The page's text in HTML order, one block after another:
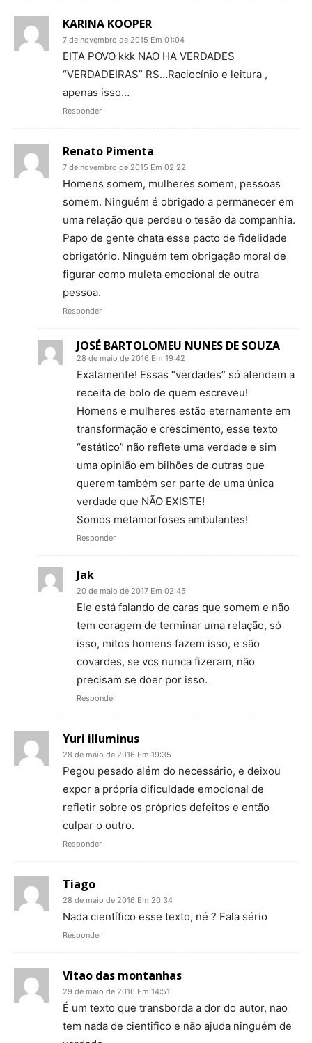
KARINA KOOPER
7 de novembro de 2015 Em 01:04
EITA POVO kkk NAO HA VERDADES
“VERDADEIRAS” RS…Raciocínio e leitura ,
apenas isso…
Responder
Renato Pimenta
7 de novembro de 2015 Em 02:22
Homens somem, mulheres somem, pessoas
somem. Ninguém é obrigado a permanecer em
uma relação que perdeu o tesão da companhia.
Papo de gente chata esse pacto de fidelidade
obrigatório. Ninguém tem obrigação moral de
figurar como muleta emocional de outra
pessoa.
Responder
JOSÉ BARTOLOMEU NUNES DE SOUZA
28 de maio de 2016 Em 19:42
Exatamente! Essas “verdades” só atendem a
receita de bolo de quem escreveu!
Homens e mulheres estão eternamente em
transformação e crescimento, esse texto
“estático” não reflete uma verdade e sim
uma opinião em bilhões de outras que
querem também ser parte de uma única
verdade que NÃO EXISTE!
Somos metamorfoses ambulantes!
Responder
Jak
20 de maio de 2017 Em 02:45
Ele está falando de caras que somem e não
tem coragem de terminar uma relação, só
isso, mitos homens fazem isso, e são
covardes, se vcs nunca fizeram, não
precisam se doer por isso.
Responder
Yuri illuminus
28 de maio de 2016 Em 19:35
Pegou pesado além do necessário, e deixou
expor a própria dificuldade emocional de
refletir sobre os próprios defeitos e então
culpar o outro.
Responder
Tiago
28 de maio de 2016 Em 20:34
Nada científico esse texto, né ? Fala sério
Responder
Vitao das montanhas
29 de maio de 2016 Em 14:51
É um texto que transborda a dor do autor, nao
tem nada de cientifico e não ajuda ninguém de